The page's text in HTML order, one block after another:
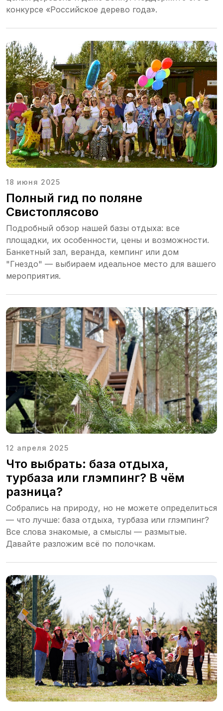
конкурсе «Российское дерево года».
18 июня 2025
Полный гид по поляне
Свистоплясово
Подробный обзор нашей базы отдыха: все
площадки, их особенности, цены и возможности.
Банкетный зал, веранда, кемпинг или дом
"Гнездо" — выбираем идеальное место для вашего
мероприятия.
12 апреля 2025
Что выбрать: база отдыха,
турбаза или глэмпинг? В чём
разница?
Собрались на природу, но не можете определиться
— что лучше: база отдыха, турбаза или глэмпинг?
Все слова знакомые, а смыслы — размытые.
Давайте разложим всё по полочкам.
Читайте больше в
сообществе ВК